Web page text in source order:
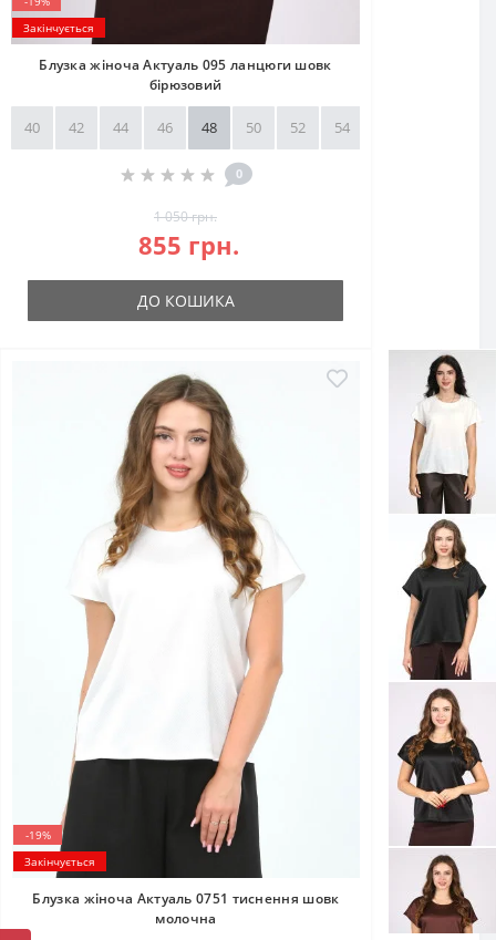
Закінчується
Блузка жіноча Актуаль 095 ланцюги шовк
бірюзовий
40 42 44 46 48 50 52 54
0
1 050 грн.
855 грн.
ДО КОШИКА
-19%
Закінчується
Блузка жіноча Актуаль 0751 тиснення шовк
молочна